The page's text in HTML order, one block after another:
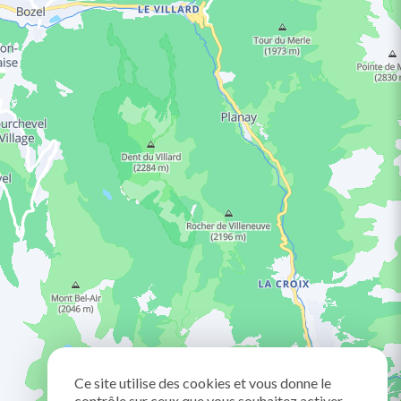
Ce site utilise des cookies et vous donne le